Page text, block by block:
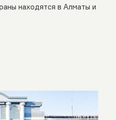
находятся в Алматы и